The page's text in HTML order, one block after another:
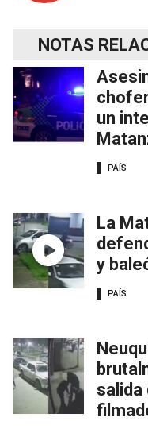
NOTAS
un
PAÍS
La
y
PAÍS
salida